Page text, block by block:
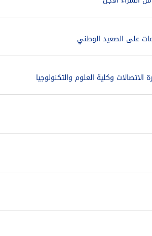
على الصعيد الوطني
وكلية العلوم والتكنولوجيا